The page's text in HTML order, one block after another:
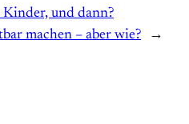
und dann?
machen – aber wie?
→